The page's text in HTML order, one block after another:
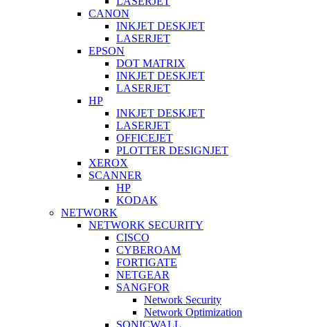
CANON
INKJET DESKJET
LASERJET
EPSON
DOT MATRIX
INKJET DESKJET
LASERJET
HP
INKJET DESKJET
LASERJET
OFFICEJET
PLOTTER DESIGNJET
XEROX
SCANNER
HP
KODAK
NETWORK
NETWORK SECURITY
CISCO
CYBEROAM
FORTIGATE
NETGEAR
SANGFOR
Network Security
Network Optimization
SONICWALL